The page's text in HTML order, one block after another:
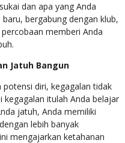
dan apa yang Anda
bergabung dengan klub,
memberi Anda
Jatuh Bangun
diri, kegagalan tidak
itulah Anda belajar
jatuh, Anda memiliki
lebih banyak
mengajarkan ketahanan